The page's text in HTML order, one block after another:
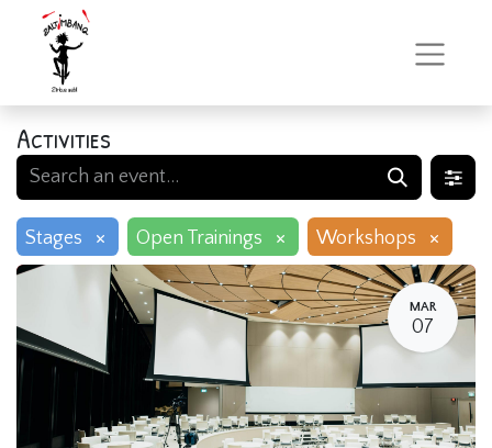
Activities
Stages × Open Trainings × Workshops ×
MAR
07